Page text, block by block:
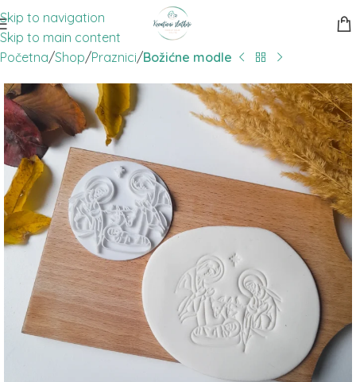
Skip to navigation
Skip to main content
Početna Shop Praznici Božićne modle